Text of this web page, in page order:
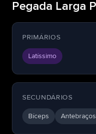
Pegada Larga
PRIMÁRIOS
Latíssimo
SECUNDÁRIOS
Bíceps Antebraços